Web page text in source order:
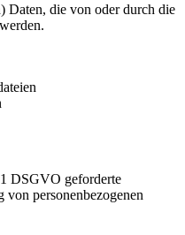
Daten, die von oder durch die
DSGVO geforderte
von personenbezogenen